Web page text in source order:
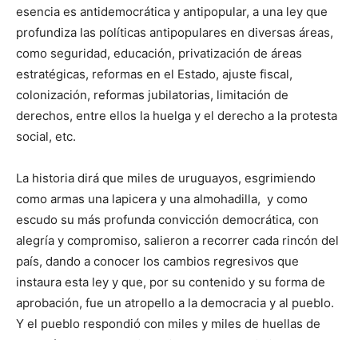
esencia es antidemocrática y antipopular, a una ley que
profundiza las políticas antipopulares en diversas áreas,
como seguridad, educación, privatización de áreas
estratégicas, reformas en el Estado, ajuste fiscal,
colonización, reformas jubilatorias, limitación de
derechos, entre ellos la huelga y el derecho a la protesta
social, etc.
La historia dirá que miles de uruguayos, esgrimiendo
como armas una lapicera y una almohadilla, y como
escudo su más profunda convicción democrática, con
alegría y compromiso, salieron a recorrer cada rincón del
país, dando a conocer los cambios regresivos que
instaura esta ley y que, por su contenido y su forma de
aprobación, fue un atropello a la democracia y al pueblo.
Y el pueblo respondió con miles y miles de huellas de